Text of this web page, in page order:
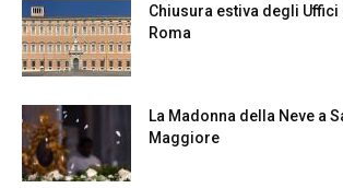
Chiusura estiva degli
Roma
La Madonna della Neve a
Maggiore